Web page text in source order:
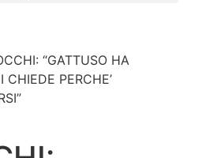
“GATTUSO HA
PERCHE’